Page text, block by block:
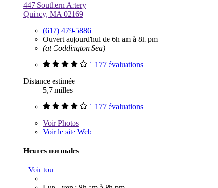
447 Southern Artery
Quincy, MA 02169
(617) 479-5886
Ouvert aujourd'hui de 6h am à 8h pm
(at Coddington Sea)
1 177 évaluations
Distance estimée
5,7 milles
1 177 évaluations
VoirPhotos
Voir le site Web
Heures normales
Voir tout